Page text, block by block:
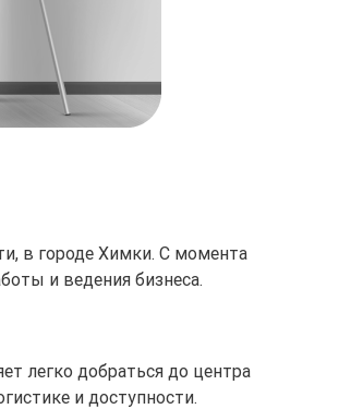
в городе Химки. С момента
и ведения бизнеса.
легко добраться до центра
и доступности.